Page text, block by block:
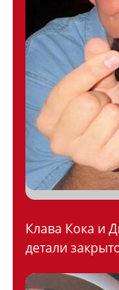
Клава Кока и
детали